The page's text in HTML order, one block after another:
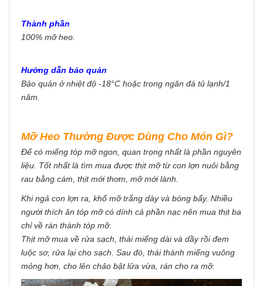
Thành phần
100% mỡ heo.
Hướng dẫn bảo quản
Bảo quản ở nhiệt độ -18°C hoặc trong ngăn đá tủ lạnh/1
năm.
Mỡ Heo Thường Được Dùng Cho Món Gì?
Để có miếng tóp mỡ ngon, quan trọng nhất là phần nguyên
liệu. Tốt nhất là tìm mua được thịt mỡ từ con lợn nuôi bằng
rau bằng cám, thịt mới thơm, mỡ mới lành.
Khi ngả con lợn ra, khổ mỡ trắng dày và bóng bẩy. Nhiều
người thích ăn tóp mỡ có dính cả phần nạc nên mua thịt ba
chỉ về rán thành tóp mỡ.
Thịt mỡ mua về rửa sạch, thái miếng dài và dầy rồi đem
luộc sơ, rửa lại cho sạch. Sau đó, thái thành miếng vuông
mỏng hơn, cho lên chảo bật lửa vừa, rán cho ra mỡ.